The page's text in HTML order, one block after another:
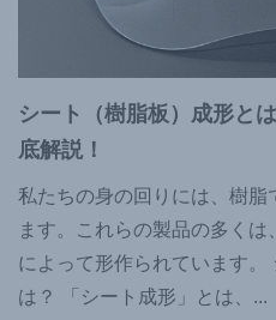
シート（樹脂板）成形と
底解説！
私たちの身の回りには、樹
ます。これらの製品の多く
によって形作られています。
は？ 「シート成形」とは、 ...